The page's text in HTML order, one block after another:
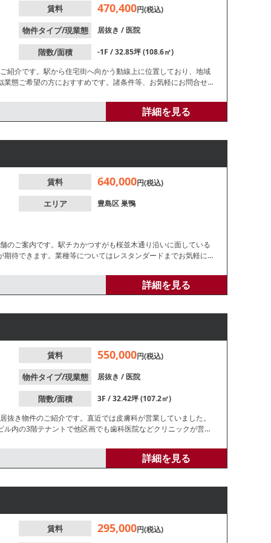
賃料 470,400円(税込)
物件タイプ/現業態 居抜き /医院
階数/面積
-1F / 32.85坪 (108.6㎡)
紹介です。駅から住宅街へ向かう動線上に位置しており、地域
態ご希望の方におすすめです。諸条件等、お気軽にお問合せく
詳細を見る
賃料 640,000円(税込)
エリア 豊島区巣鴨
のご案内です。駅チカかつすがも桜並木通り沿いに面している
待できます。業種等についてはレスタンダードまでお気軽にお
詳細を見る
賃料 550,000円(税込)
物件タイプ/現業態 居抜き /医院
階数/面積
3F / 32.42坪 (107.2㎡)
抜き物件のご紹介です。直近では皮膚科が営業していました。
内の3階テナントで他区画でも歯科医院などクリニックが営業
詳細を見る
賃料 295,000円(税込)